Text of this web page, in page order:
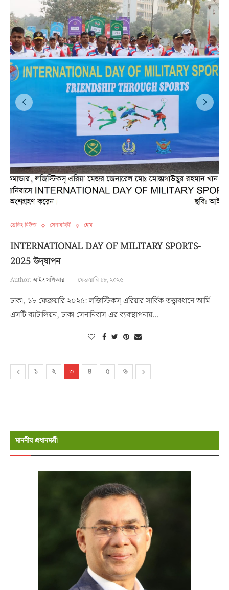
ব্রেকিং নিউজ সেনাবাহিনী হোম
INTERNATIONAL DAY OF MILITARY SPORTS-
2025 উদ্‌যাপন
Author:আইএসপিআর ফেব্রুয়ারি ১৮, ২০২৫
ঢাকা, ১৮ ফেব্রুয়ারি ২০২৫: লজিস্টিকস্ এরিয়ার সার্বিক তত্ত্বাবধানে আর্মি
এসটি ব্যাটালিয়ন, ঢাকা সেনানিবাস এর ব্যবস্থাপনায়…
১ ২ ৩ ৪ ৫ ৬
মাননীয় প্রধানমন্রী